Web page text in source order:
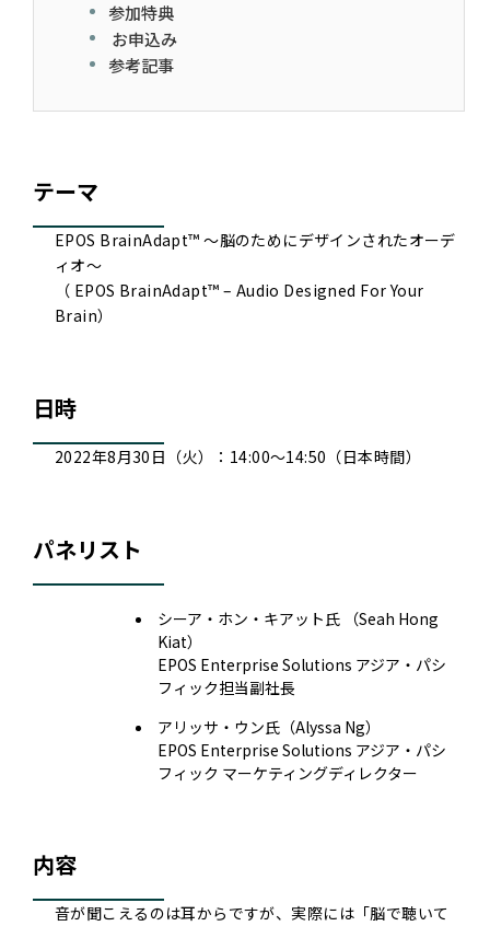
参加特典
お申込み
参考記事
テーマ
EPOS BrainAdapt™ ～脳のためにデザインされたオーデ
ィオ～
（ EPOS BrainAdapt™ – Audio Designed For Your
Brain）
日時
2022年8月30日（火）：14:00～14:50（日本時間）
パネリスト
シーア・ホン・キアット氏 （Seah Hong
Kiat）
EPOS Enterprise Solutions アジア・パシ
フィック担当副社長
アリッサ・ウン氏（Alyssa Ng）
EPOS Enterprise Solutions アジア・パシ
フィック マーケティングディレクター
内容
音が聞こえるのは耳からですが、実際には「脳で聴いて